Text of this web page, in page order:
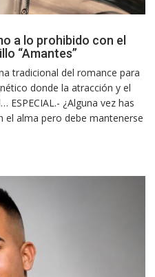
a lo prohibido con el
“Amantes”
tradicional del romance para
donde la atracción y el
¿Alguna vez has
el alma pero debe mantenerse